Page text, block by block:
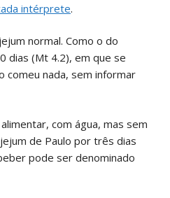
intérprete.
normal. Como o do
dias (Mt 4.2), em que se
comeu nada, sem informar
com água, mas sem
de Paulo por três dias
pode ser denominado